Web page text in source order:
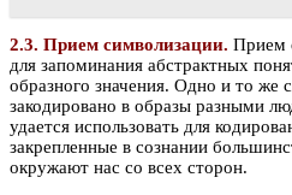
2.3. Прием символизации. Прием
для запоминания абстрактных
образного значения. Одно и то же
закодировано в образы разными
удается использовать для
закрепленные в сознании
окружают нас со всех сторон.